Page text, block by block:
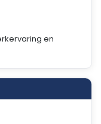
en